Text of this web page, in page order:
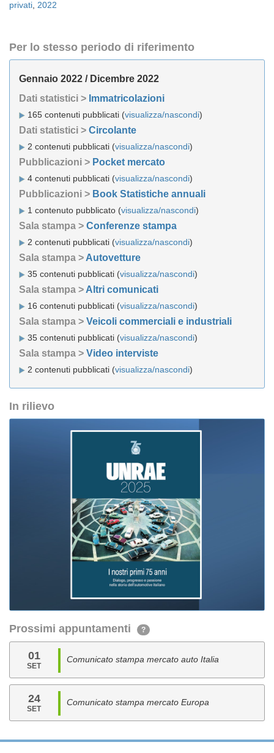
privati 2022
Per lo stesso periodo di riferimento
Gennaio 2022 / Dicembre 2022
Dati statistici > Immatricolazioni
165 contenuti pubblicati (visualizza/nascondi)
Dati statistici > Circolante
2 contenuti pubblicati (visualizza/nascondi)
Pubblicazioni > Pocket mercato
4 contenuti pubblicati (visualizza/nascondi)
Pubblicazioni > Book Statistiche annuali
1 contenuto pubblicato (visualizza/nascondi)
Sala stampa > Conferenze stampa
2 contenuti pubblicati (visualizza/nascondi)
Sala stampa > Autovetture
35 contenuti pubblicati (visualizza/nascondi)
Sala stampa > Altri comunicati
16 contenuti pubblicati (visualizza/nascondi)
Sala stampa > Veicoli commerciali e industriali
35 contenuti pubblicati (visualizza/nascondi)
Sala stampa > Video interviste
2 contenuti pubblicati (visualizza/nascondi)
In rilievo
Prossimi appuntamenti ?
01
SET
Comunicato stampa mercato auto Italia
24
SET
Comunicato stampa mercato Europa